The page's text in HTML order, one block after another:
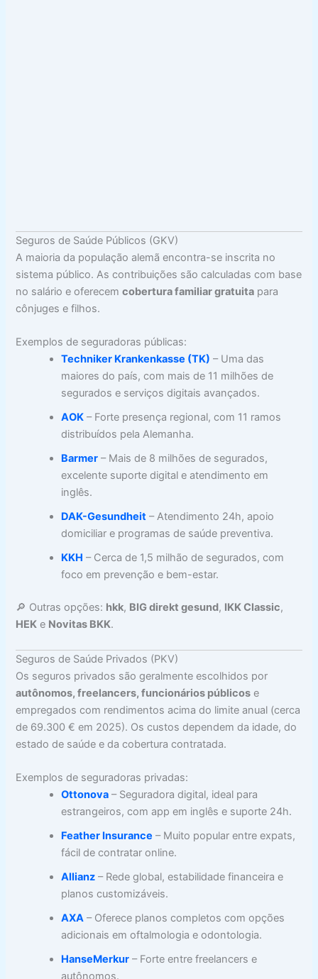
Seguros de Saúde Públicos (GKV)
A maioria da população alemã encontra-se inscrita no
sistema público. As contribuições são calculadas com base
no salário e oferecemcobertura familiar gratuita para
cônjuges e filhos.
Exemplos de seguradoras públicas:
Techniker Krankenkasse (TK) – Uma das
maiores do país, com mais de 11 milhões de
segurados e serviços digitais avançados.
AOK – Forte presença regional, com 11 ramos
distribuídos pela Alemanha.
Barmer – Mais de 8 milhões de segurados,
excelente suporte digital e atendimento em
inglês.
DAK-Gesundheit – Atendimento 24h, apoio
domiciliar e programas de saúde preventiva.
KKH – Cerca de 1,5 milhão de segurados, com
foco em prevenção e bem-estar.
🔎 Outras opções: hkk, BIG direkt gesund, IKK Classic,
HEK e Novitas BKK.
Seguros de Saúde Privados (PKV)
Os seguros privados são geralmente escolhidos por
autônomos, freelancers, funcionários públicos e
empregados com rendimentos acima do limite anual (cerca
de 69.300 € em 2025). Os custos dependem da idade, do
estado de saúde e da cobertura contratada.
Exemplos de seguradoras privadas:
Ottonova – Seguradora digital, ideal para
estrangeiros, com app em inglês e suporte 24h.
Feather Insurance – Muito popular entre expats,
fácil de contratar online.
Allianz – Rede global, estabilidade financeira e
planos customizáveis.
AXA – Oferece planos completos com opções
adicionais em oftalmologia e odontologia.
HanseMerkur – Forte entre freelancers e
autônomos.